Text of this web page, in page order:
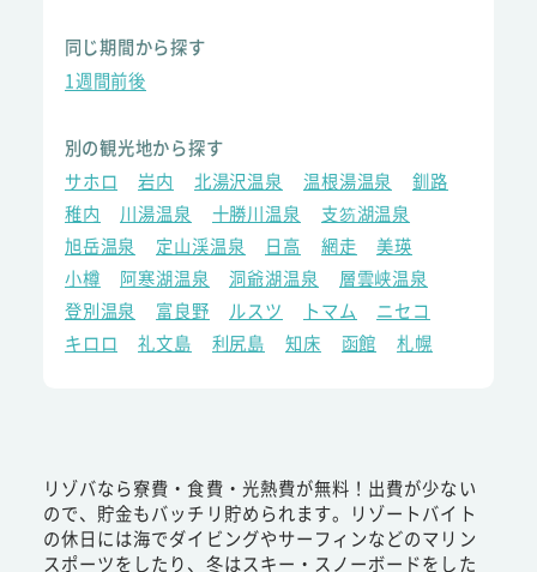
同じ期間から探す
1週間前後
別の観光地から探す
サホロ
岩内 北湯沢温泉 温根湯温泉
釧路
稚内
川湯温泉 十勝川温泉
支笏湖温泉
旭岳温泉
定山渓温泉 日高 網走
美瑛
小樽
阿寒湖温泉 洞爺湖温泉
層雲峡温泉
登別温泉
富良野 ルスツ トマム
ニセコ
キロロ
礼文島 利尻島 知床 函館 札幌
リゾバなら寮費・食費・光熱費が無料！出費が少ない
ので、貯金もバッチリ貯められます。リゾートバイト
の休日には海でダイビングやサーフィンなどのマリン
スポーツをしたり、冬はスキー・スノーボードをした